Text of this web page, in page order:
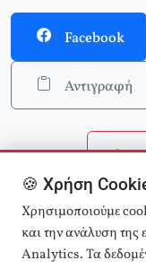
Facebook
Αντιγραφή
🍪 Χρήση
Χρησιμοποιούμε
και την ανάλυση
Analytics. Τα